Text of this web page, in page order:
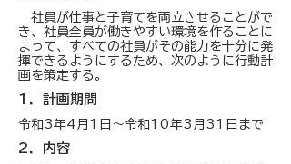
社員が仕事と子育てを両立させることがで
き、社員全員が働きやすい環境を作ることに
よって、すべての社員がその能力を十分に発
揮できるようにするため、次のように行動計
画を策定する。
1．計画期間
令和3年4月1日～令和10年3月31日まで
2．内容